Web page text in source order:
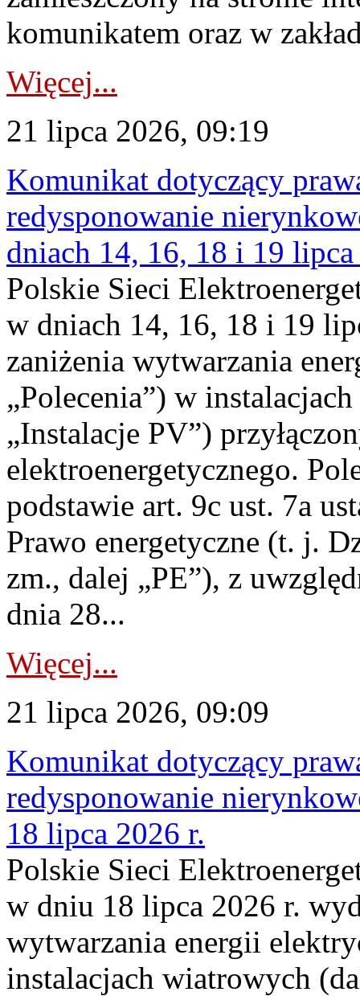
komunikatem oraz w
Więcej...
21 lipca 2026, 09:19
Komunikat dotyczący
redysponowanie
dniach 14, 16, 18 i 19
Polskie Sieci
w dniach 14, 16, 18 i 19
zaniżenia wytwarzania
„Polecenia”) w
„Instalacje PV”)
elektroenergetycznego.
podstawie art. 9c ust. 7a
Prawo energetyczne (t. j.
zm., dalej „PE”), z
dnia 28...
Więcej...
21 lipca 2026, 09:09
Komunikat dotyczący
redysponowanie
18 lipca 2026 r.
Polskie Sieci
w dniu 18 lipca 2026 r.
wytwarzania energii
instalacjach wiatrowych